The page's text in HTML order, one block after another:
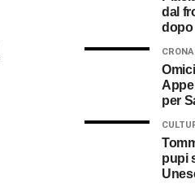
77
per
della
dal
dopo
per
pupi